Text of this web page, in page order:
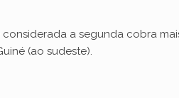
a segunda cobra
(ao sudeste).